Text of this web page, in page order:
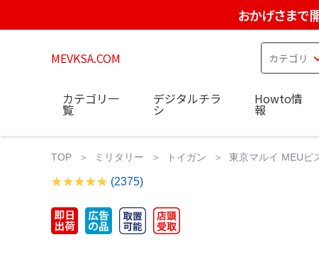
おかげさまで
MEVKSA.COM
カテゴリ一
覧
デジタルチラ
シ
Howto情
報
TOP ミリタリー トイガン 東京マルイ MEUピ
(2375)